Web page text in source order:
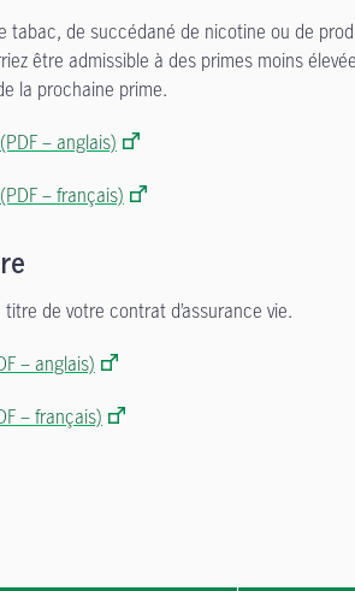
tabac, de succédané de nicotine ou de
être admissible à des primes moins
la prochaine prime.
– anglais)
– français)
de votre contrat d’assurance vie.
– anglais)
– français)